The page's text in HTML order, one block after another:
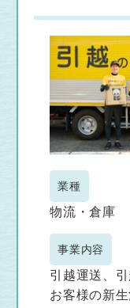
業種
物流・倉庫
事業内容
引越運送、
お客様の新